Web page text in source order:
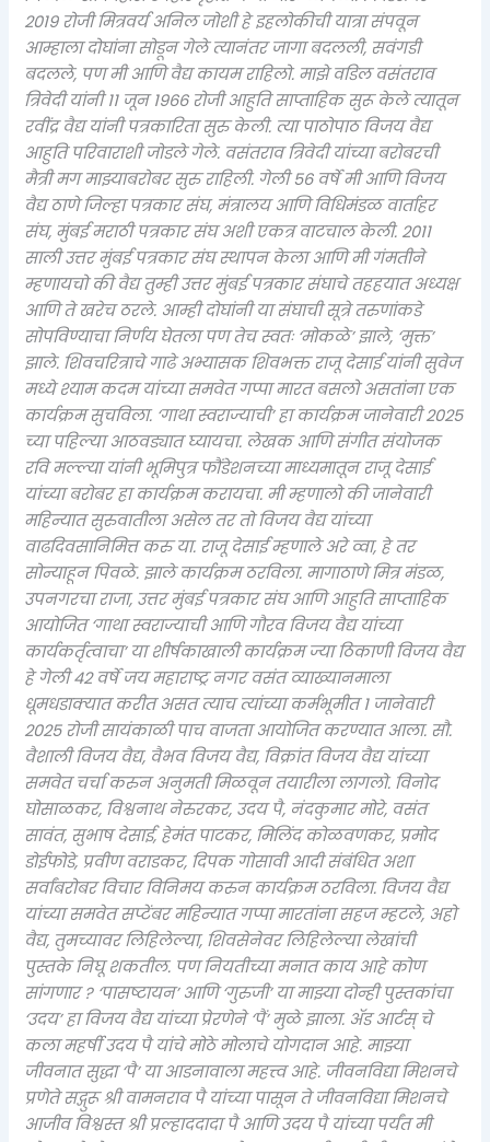
२०१९ रोजी मित्रवर्य अनिल जोशी हे इहलोकीची यात्रा संपवून
आम्हाला दोघांना सोडून गेले त्यानंतर जागा बदलली, सवंगडी
बदलले, पण मी आणि वैद्य कायम राहिलो. माझे वडिल वसंतराव
त्रिवेदी यांनी ११ जून १९६६ रोजी आहुति साप्ताहिक सुरू केले त्यातून
रवींद्र वैद्य यांनी पत्रकारिता सुरु केली. त्या पाठोपाठ विजय वैद्य
आहुति परिवाराशी जोडले गेले. वसंतराव त्रिवेदी यांच्या बरोबरची
मैत्री मग माझ्याबरोबर सुरु राहिली. गेली ५६ वर्षे मी आणि विजय
वैद्य ठाणे जिल्हा पत्रकार संघ, मंत्रालय आणि विधिमंडळ वार्ताहर
संघ, मुंबई मराठी पत्रकार संघ अशी एकत्र वाटचाल केली. २०११
साली उत्तर मुंबई पत्रकार संघ स्थापन केला आणि मी गंमतीने
म्हणायचो की वैद्य तुम्ही उत्तर मुंबई पत्रकार संघाचे तहहयात अध्यक्ष
आणि ते खरेच ठरले. आम्ही दोघांनी या संघाची सूत्रे तरुणांकडे
सोपविण्याचा निर्णय घेतला पण तेच स्वतः ‘मोकळे’ झाले, ‘मुक्त’
झाले. शिवचरित्राचे गाढे अभ्यासक शिवभक्त राजू देसाई यांनी सुवेज
मध्ये श्याम कदम यांच्या समवेत गप्पा मारत बसलो असतांना एक
कार्यक्रम सुचविला. ‘गाथा स्वराज्याची’ हा कार्यक्रम जानेवारी २०२५
च्या पहिल्या आठवड्यात घ्यायचा. लेखक आणि संगीत संयोजक
रवि मल्ल्या यांनी भूमिपुत्र फौंडेशनच्या माध्यमातून राजू देसाई
यांच्या बरोबर हा कार्यक्रम करायचा. मी म्हणालो की जानेवारी
महिन्यात सुरुवातीला असेल तर तो विजय वैद्य यांच्या
वाढदिवसानिमित्त करु या. राजू देसाई म्हणाले अरे व्वा, हे तर
सोन्याहून पिवळे. झाले कार्यक्रम ठरविला. मागाठाणे मित्र मंडळ,
उपनगरचा राजा, उत्तर मुंबई पत्रकार संघ आणि आहुति साप्ताहिक
आयोजित ‘गाथा स्वराज्याची आणि गौरव विजय वैद्य यांच्या
कार्यकर्तृत्वाचा’ या शीर्षकाखाली कार्यक्रम ज्या ठिकाणी विजय वैद्य
हे गेली ४२ वर्षे जय महाराष्ट्र नगर वसंत व्याख्यानमाला
धूमधडाक्यात करीत असत त्याच त्यांच्या कर्मभूमीत १ जानेवारी
२०२५ रोजी सायंकाळी पाच वाजता आयोजित करण्यात आला. सौ.
वैशाली विजय वैद्य, वैभव विजय वैद्य, विक्रांत विजय वैद्य यांच्या
समवेत चर्चा करुन अनुमती मिळवून तयारीला लागलो. विनोद
घोसाळकर, विश्वनाथ नेरुरकर, उदय पै, नंदकुमार मोरे, वसंत
सावंत, सुभाष देसाई, हेमंत पाटकर, मिलिंद कोळवणकर, प्रमोद
डोईफोडे, प्रवीण वराडकर, दिपक गोसावी आदी संबंधित अशा
सर्वांबरोबर विचार विनिमय करुन कार्यक्रम ठरविला. विजय वैद्य
यांच्या समवेत सप्टेंबर महिन्यात गप्पा मारतांना सहज म्हटले, अहो
वैद्य, तुमच्यावर लिहिलेल्या, शिवसेनेवर लिहिलेल्या लेखांची
पुस्तके निघू शकतील. पण नियतीच्या मनात काय आहे कोण
सांगणार ? ‘पासष्टायन’ आणि ‘गुरुजी’ या माझ्या दोन्ही पुस्तकांचा
‘उदय’ हा विजय वैद्य यांच्या प्रेरणेने ‘पैं’ मुळे झाला. ॲड आर्टस् चे
कला महर्षी उदय पै यांचे मोठे मोलाचे योगदान आहे. माझ्या
जीवनात सुद्धा ‘पै’ या आडनावाला महत्त्व आहे. जीवनविद्या मिशनचे
प्रणेते सद्गुरू श्री वामनराव पै यांच्या पासून ते जीवनविद्या मिशनचे
आजीव विश्वस्त श्री प्रल्हाददादा पै आणि उदय पै यांच्या पर्यंत मी